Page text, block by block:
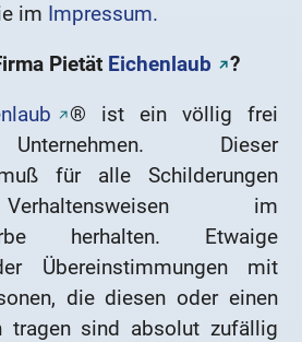
im Impressum.
Pietät Eichenlaub
?
® ist ein völlig frei
Dieser
für alle Schilderungen
im
herhalten. Etwaige
Übereinstimmungen mit
die diesen oder einen
tragen sind absolut zufällig